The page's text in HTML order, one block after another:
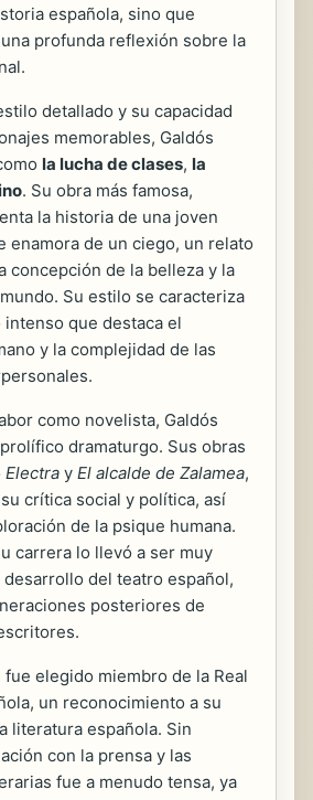
española, sino que
profunda reflexión sobre la
detallado y su capacidad
memorables, Galdós
la lucha de clases, la
. Su obra más famosa,
la historia de una joven
enamora de un ciego, un relato
concepción de la belleza y la
Su estilo se caracteriza
que destaca el
y la complejidad de las
como novelista, Galdós
dramaturgo. Sus obras
Electra y El alcalde de Zalamea,
crítica social y política, así
de la psique humana.
carrera lo llevó a ser muy
del teatro español,
posteriores de
fue elegido miembro de la Real
un reconocimiento a su
literatura española. Sin
con la prensa y las
fue a menudo tensa, ya